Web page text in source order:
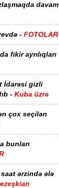
davam
- FOTOLAR
fikir ayrılıqları
İdarəsi gizli
- Kuba üzrə
çox seçilən
bunları
saat ərzində ələ